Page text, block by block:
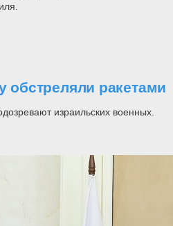
обстреляли ракетами
израильских военных.